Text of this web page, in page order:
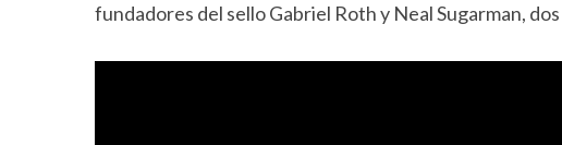
fundadores del sello Gabriel Roth y Neal Sugarman,